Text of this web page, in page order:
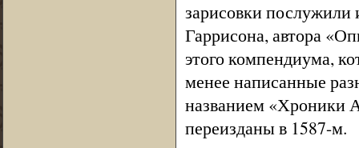
зарисовки послужили
Гаррисона, автора
этого компендиума,
менее написанные
названием «Хроники
переизданы в 1587-м.